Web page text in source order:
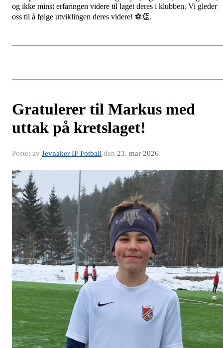
og ikke minst erfaringen videre til laget deres i klubben. Vi gleder
oss til å følge utviklingen deres videre! ⚽👏.
Gratulerer til Markus med
uttak på kretslaget!
Postet av Jevnaker IF Fotball den 23. mar 2026